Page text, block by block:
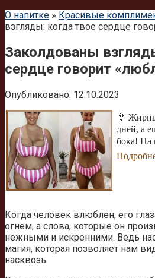
О напитке » Красивые
взгляды: когда твое сердце
Заколдованы
сердце говорит
Опубликовано: 12.10.2023
👙
дней, а
бока! На
Когда человек влюблен, его
огнем, а слова, которые он
нежными и искренними. Ведь
магия, которая позволяет нам
насквозь.